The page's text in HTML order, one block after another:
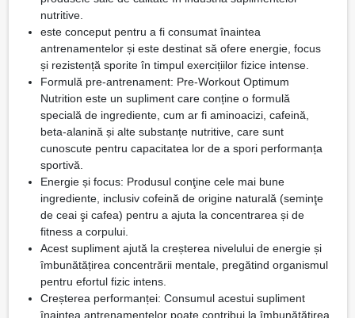
nutritive.
este conceput pentru a fi consumat înaintea
antrenamentelor și este destinat să ofere energie, focus
și rezistență sporite în timpul exercițiilor fizice intense.
Formulă pre-antrenament: Pre-Workout Optimum
Nutrition este un supliment care conține o formulă
specială de ingrediente, cum ar fi aminoacizi, cafeină,
beta-alanină și alte substanțe nutritive, care sunt
cunoscute pentru capacitatea lor de a spori performanța
sportivă.
Energie și focus: Produsul conţine cele mai bune
ingrediente, inclusiv cofeină de origine naturală (seminţe
de ceai şi cafea) pentru a ajuta la concentrarea și de
fitness a corpului.
Acest supliment ajută la creșterea nivelului de energie și
îmbunătățirea concentrării mentale, pregătind organismul
pentru efortul fizic intens.
Creșterea performanței: Consumul acestui supliment
înaintea antrenamentelor poate contribui la îmbunătățirea